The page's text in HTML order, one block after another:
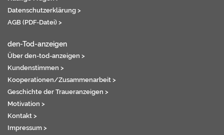
Datenschutzerklärung >
AGB (PDF-Datei) >
den-Tod-anzeigen
Über den-tod-anzeigen >
Kundenstimmen >
Kooperationen/Zusammenarbeit >
Geschichte der Traueranzeigen >
Motivation >
Kontakt >
Impressum >